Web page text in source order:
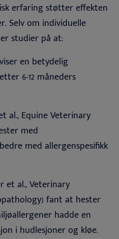
erfaring støtter effekten
Selv om individuelle
studier på at:
en betydelig
6-12 måneders
al., Equine Veterinary
med
med allergenspesifikk
et al., Veterinary
fant at hester
hadde en
i hudlesjoner og kløe.